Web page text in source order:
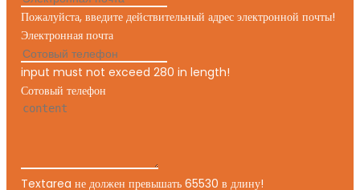
Пожалуйста, введите действительный адрес электронной почты!
Электронная почта
input must not exceed 280 in length!
Сотовый телефон
Textarea не должен превышать 65530 в длину!